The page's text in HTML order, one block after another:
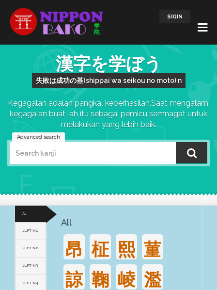
SIGIN
漢字を学ぼう
失敗は成功の基(shippai wa seikou no moto) n
Kegagalan adalah pangkal keberhasilan.Saat mengalami
kegagalan buat lah itu sebagai pemicu semnagat untuk
melakukan yang lebih baik.
Advanced search
All
JLPT N1
JLPT N2
JLPT N3
JLPT N4
All
昂 柾 熙 菫
諒 鞠 崚 濫